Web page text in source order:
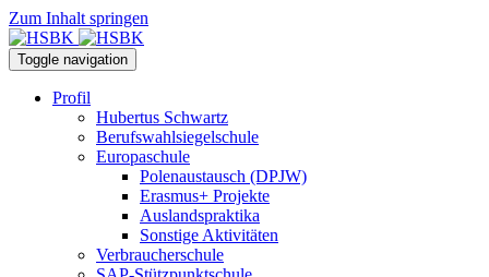
Zum Inhalt springen
Toggle navigation
Profil
Hubertus Schwartz
Berufswahlsiegelschule
Europaschule
Polenaustausch (DPJW)
Erasmus+ Projekte
Auslandspraktika
Sonstige Aktivitäten
Verbraucherschule